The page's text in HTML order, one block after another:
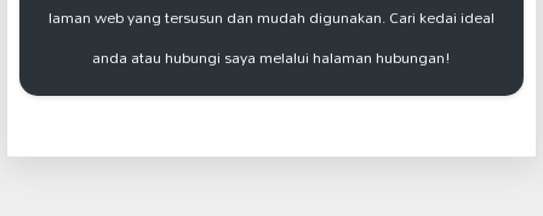
laman web yang tersusun dan mudah digunakan. Cari kedai ideal
anda atau hubungi saya melalui halaman hubungan!